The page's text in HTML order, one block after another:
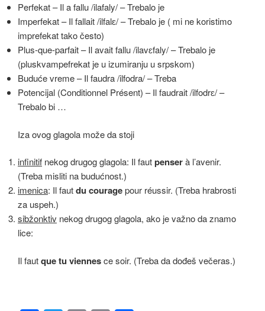
Perfekat – Il a fallu /ilafaly/ – Trebalo je
Imperfekat – Il fallait /ilfalɛ/ – Trebalo je ( mi ne koristimo
imprefekat tako često)
Plus-que-parfait – Il avait fallu /ilavɛfaly/ – Trebalo je
(pluskvampefrekat je u izumiranju u srpskom)
Buduće vreme – Il faudra /ilfodra/ – Treba
Potencijal (Conditionnel Présent) – Il faudrait /ilfodrɛ/ –
Trebalo bi …
Iza ovog glagola može da stoji
infinitif nekog drugog glagola: Il fautpenserà l’avenir.
(Treba misliti na budućnost.)
imenica: Il fautdu couragepour réussir. (Treba hrabrosti
za uspeh.)
sibžonktiv nekog drugog glagola, ako je važno da znamo
lice:
Il fautque tu viennesce soir. (Treba da dođeš večeras.)